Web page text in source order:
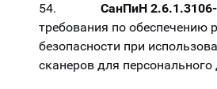
54. СанПиН
требования по обеспечению
безопасности при
сканеров для